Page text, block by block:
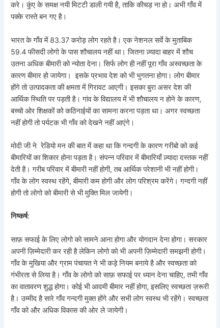
करे। कुंए के समक्ष नयी मिटटी डाली गयी है, ताकि कीचड़ ना हो। अभी गाँव में
पक्के रास्ते बन गए है।
भारत के गाँव में 83.37 करोड़ लोग रहते है। एक नेशनल सर्वे के मुताबिक
59.4 फीसदी लोगो के पास शौचालय नहीं था। जितना ज़्यादा बाहर में शौच
उतना अधिक बीमारी को न्योता देना। सिर्फ लोग ही नहीं पूरा गाँव अस्वच्छता के
कारण बीमार हो जायेगा। इसके प्रभाव देश को भी भुगतना होगा। लोग बीमार
होंगे तो उत्पादकता की क्षमता में गिरावट आएगी। इसका बुरा असर देश की
आर्थिक स्थिति पर पड़ती है। गांव के विद्यालय में भी शौचालय न होने के कारण,
बच्चो ओर शिक्षकों को कठिनाईयों का सामना करना पड़ता था। अगर स्वच्छता
नहीं होगी तो पर्यटक भी गाँव को देखने नहीं आएंगे।
मोदी जी ने रेडियो मन की बात में कहा था कि गन्दगी के कारण गरीबो को कई
बीमारियों का शिकार होना पड़ता है। संपन्न परिवार में बीमारियाँ ज़्यादा दस्तक नहीं
देती है। गरीब परिवार में बीमारी नहीं होगी, तब आर्थिक परेशानी भी नहीं होगी।
गाँव के लोग स्वस्थ रहेंगे, बीमारी कम होगी और लोग परिश्रम करेंगे। गन्दगी नहीं
होगी तो लोगो को बीमारी से भी मुक्ति मिल जायेगी।
निष्कर्ष:
साफ़ सफाई के लिए लोगो को सामने आना होगा और योगदान देना होगा। सरकार
अपनी ज़िम्मेदारी कर रही है लेकिन लोगो को भी अपनी ज़िम्मेदारी समझनी होगी।
गाँव के मुखिया और ग्राम पंचायत ने भी कड़े नियम बनाये है और स्वच्छता को
गंभीरता से लिया है। गाँव के लोगो को साफ़ सफाई पर ध्यान देना चाहिए, तभी गाँव
का वातावरण शुद्ध होगा। कोई भी आदमी बीमार नहीं होगा, इसलिए स्वच्छता ज़रूरी
है। उम्मीद है सारे गाँव गन्दगी मुक्त होंगे और सभी लोग स्वस्थ भी रहेंगे। स्वच्छता
गाँव को और अधिक विकास की ओर ले जायेगी।